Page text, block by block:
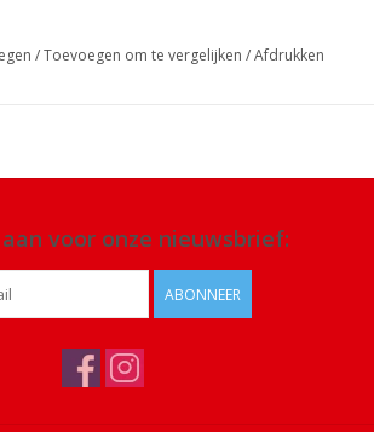
/Toevoegen om te vergelijken /Afdrukken
voor onze nieuwsbrief:
ABONNEER